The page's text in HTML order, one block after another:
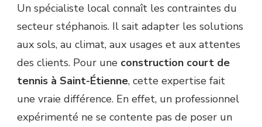
Un spécialiste local connaît les contraintes du
secteur stéphanois. Il sait adapter les solutions
aux sols, au climat, aux usages et aux attentes
des clients. Pour une construction court de
tennis à Saint-Étienne, cette expertise fait
une vraie différence. En effet, un professionnel
expérimenté ne se contente pas de poser un